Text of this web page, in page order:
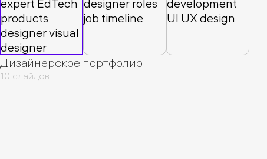
Дизайнерское портфолио
10 слайдов